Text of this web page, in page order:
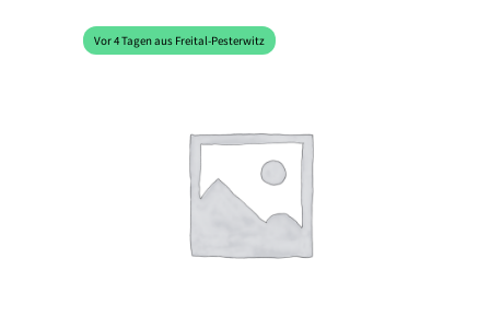
Vor 4 Tagen aus Freital-Pesterwitz